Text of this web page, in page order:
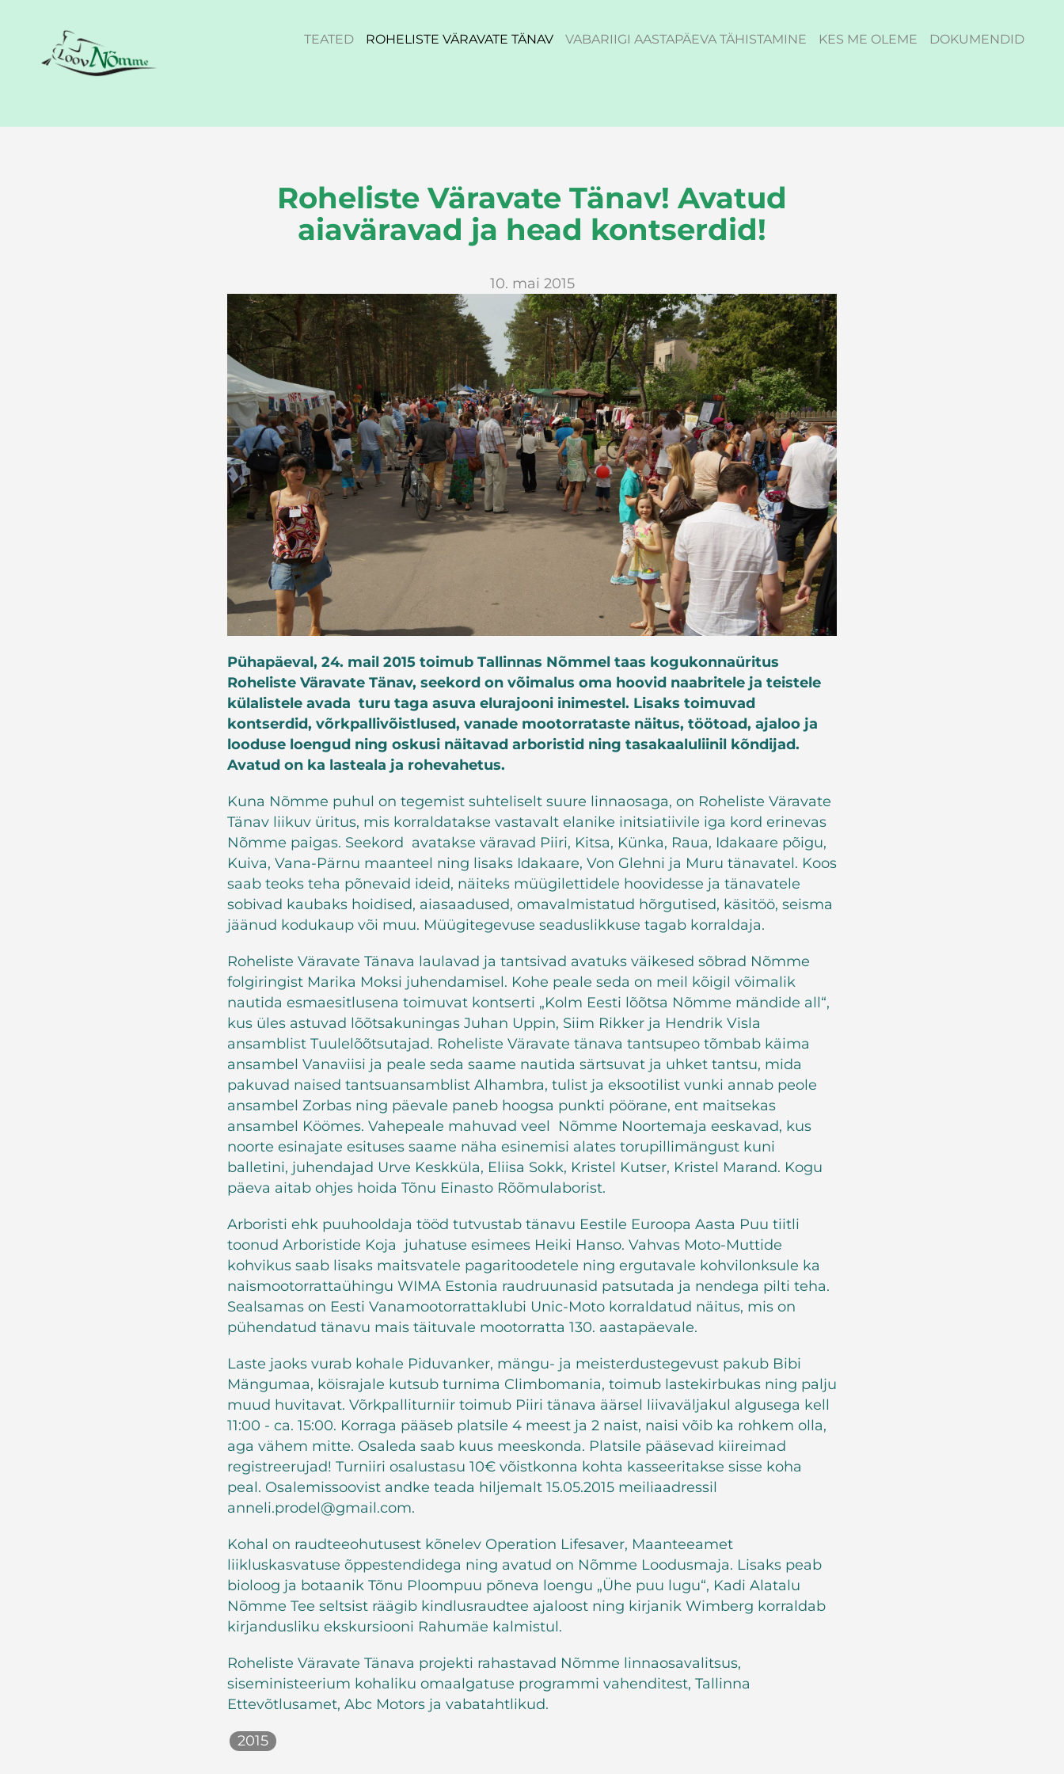
TEATED ROHELISTE VÄRAVATE TÄNAV VABARIIGI AASTAPÄEVA TÄHISTAMINE KES ME OLEME DOKUMENDID
Roheliste Väravate Tänav! Avatud
aiaväravad ja head kontserdid!
10. mai 2015
Pühapäeval, 24. mail 2015 toimub Tallinnas Nõmmel taas kogukonnaüritus
Roheliste Väravate Tänav, seekord on võimalus oma hoovid naabritele ja teistele
külalistele avada turu taga asuva elurajooni inimestel. Lisaks toimuvad
kontserdid, võrkpallivõistlused, vanade mootorrataste näitus, töötoad, ajaloo ja
looduse loengud ning oskusi näitavad arboristid ning tasakaaluliinil kõndijad.
Avatud on ka lasteala ja rohevahetus.
Kuna Nõmme puhul on tegemist suhteliselt suure linnaosaga, on Roheliste Väravate
Tänav liikuv üritus, mis korraldatakse vastavalt elanike initsiatiivile iga kord erinevas
Nõmme paigas. Seekord avatakse väravad Piiri, Kitsa, Künka, Raua, Idakaare põigu,
Kuiva, Vana-Pärnu maanteel ning lisaks Idakaare, Von Glehni ja Muru tänavatel. Koos
saab teoks teha põnevaid ideid, näiteks müügilettidele hoovidesse ja tänavatele
sobivad kaubaks hoidised, aiasaadused, omavalmistatud hõrgutised, käsitöö, seisma
jäänud kodukaup või muu. Müügitegevuse seaduslikkuse tagab korraldaja.
Roheliste Väravate Tänava laulavad ja tantsivad avatuks väikesed sõbrad Nõmme
folgiringist Marika Moksi juhendamisel. Kohe peale seda on meil kõigil võimalik
nautida esmaesitlusena toimuvat kontserti „Kolm Eesti lõõtsa Nõmme mändide all“,
kus üles astuvad lõõtsakuningas Juhan Uppin, Siim Rikker ja Hendrik Visla
ansamblist Tuulelõõtsutajad. Roheliste Väravate tänava tantsupeo tõmbab käima
ansambel Vanaviisi ja peale seda saame nautida särtsuvat ja uhket tantsu, mida
pakuvad naised tantsuansamblist Alhambra, tulist ja eksootilist vunki annab peole
ansambel Zorbas ning päevale paneb hoogsa punkti pöörane, ent maitsekas
ansambel Köömes. Vahepeale mahuvad veel Nõmme Noortemaja eeskavad, kus
noorte esinajate esituses saame näha esinemisi alates torupillimängust kuni
balletini, juhendajad Urve Keskküla, Eliisa Sokk, Kristel Kutser, Kristel Marand. Kogu
päeva aitab ohjes hoida Tõnu Einasto Rõõmulaborist.
Arboristi ehk puuhooldaja tööd tutvustab tänavu Eestile Euroopa Aasta Puu tiitli
toonud Arboristide Koja juhatuse esimees Heiki Hanso. Vahvas Moto-Muttide
kohvikus saab lisaks maitsvatele pagaritoodetele ning ergutavale kohvilonksule ka
naismootorrattaühingu WIMA Estonia raudruunasid patsutada ja nendega pilti teha.
Sealsamas on Eesti Vanamootorrattaklubi Unic-Moto korraldatud näitus, mis on
pühendatud tänavu mais täituvale mootorratta 130. aastapäevale.
Laste jaoks vurab kohale Piduvanker, mängu- ja meisterdustegevust pakub Bibi
Mängumaa, köisrajale kutsub turnima Climbomania, toimub lastekirbukas ning palju
muud huvitavat. Võrkpalliturniir toimub Piiri tänava äärsel liivaväljakul algusega kell
11:00 - ca. 15:00. Korraga pääseb platsile 4 meest ja 2 naist, naisi võib ka rohkem olla,
aga vähem mitte. Osaleda saab kuus meeskonda. Platsile pääsevad kiireimad
registreerujad! Turniiri osalustasu 10€ võistkonna kohta kasseeritakse sisse koha
peal. Osalemissoovist andke teada hiljemalt 15.05.2015 meiliaadressil
anneli.prodel@gmail.com.
Kohal on raudteeohutusest kõnelev Operation Lifesaver, Maanteeamet
liikluskasvatuse õppestendidega ning avatud on Nõmme Loodusmaja. Lisaks peab
bioloog ja botaanik Tõnu Ploompuu põneva loengu „Ühe puu lugu“, Kadi Alatalu
Nõmme Tee seltsist räägib kindlusraudtee ajaloost ning kirjanik Wimberg korraldab
kirjandusliku ekskursiooni Rahumäe kalmistul.
Roheliste Väravate Tänava projekti rahastavad Nõmme linnaosavalitsus,
siseministeerium kohaliku omaalgatuse programmi vahenditest, Tallinna
Ettevõtlusamet, Abc Motors ja vabatahtlikud.
2015